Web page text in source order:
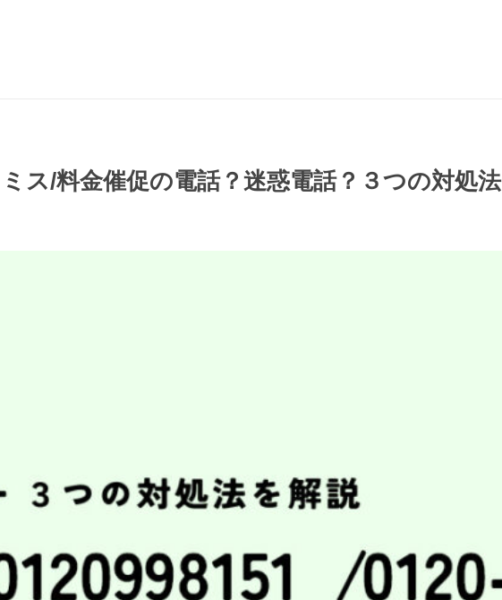
ス/料金催促の電話？迷惑電話？３つの対処法